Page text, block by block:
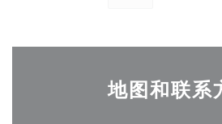
地图和联系